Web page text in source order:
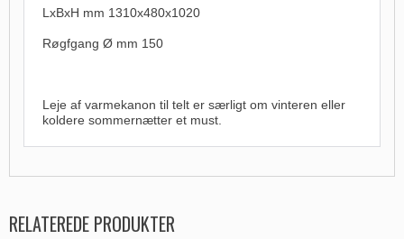
LxBxH mm 1310x480x1020
Røgfgang Ø mm 150
Leje af varmekanon til telt er særligt om vinteren eller
koldere sommernætter et must.
RELATEREDE PRODUKTER